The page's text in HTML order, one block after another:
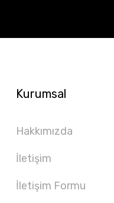
Kurumsal
Hakkımızda
İletişim
İletişim Formu